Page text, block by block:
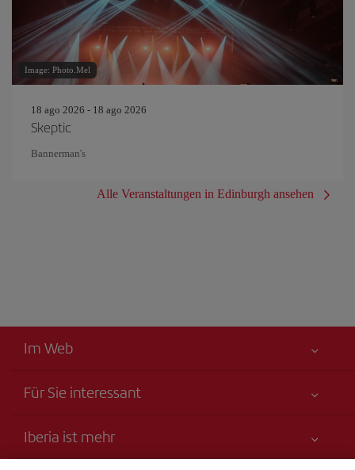
Image: Photo.Mel
18 ago 2026 - 18 ago 2026
Skeptic
Bannerman's
Alle Veranstaltungen in Edinburgh ansehen
Im Web
Für Sie interessant
Erklärung zur Barrierefreiheit
Iberia ist mehr